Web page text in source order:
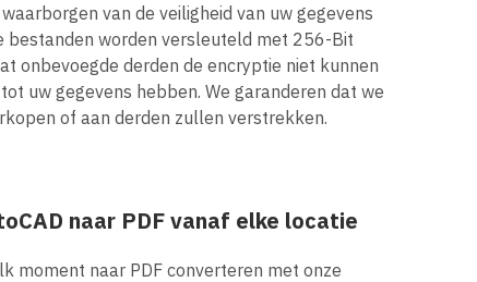
van de veiligheid van uw gegevens
bestanden worden versleuteld met 256-Bit
onbevoegde derden de encryptie niet kunnen
uw gegevens hebben. We garanderen dat we
of aan derden zullen verstrekken.
naar PDF vanaf elke locatie
moment naar PDF converteren met onze